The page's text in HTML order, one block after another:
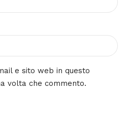
e sito web in questo
volta che commento.